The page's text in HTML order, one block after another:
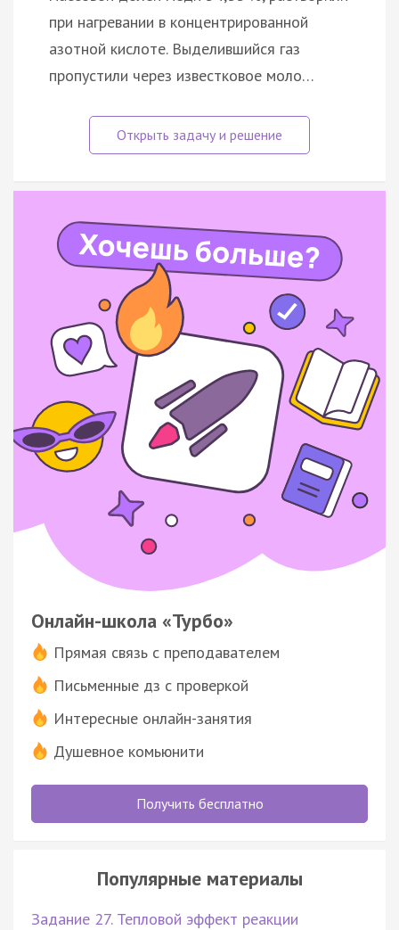
при нагревании в концентрированной
азотной кислоте. Выделившийся газ
пропустили через известковое моло…
Онлайн-школа «Турбо»
Прямая связь с преподавателем
Письменные дз с проверкой
Интересные онлайн-занятия
Душевное комьюнити
Получить бесплатно
Популярные материалы
Задание 27. Тепловой эффект реакции